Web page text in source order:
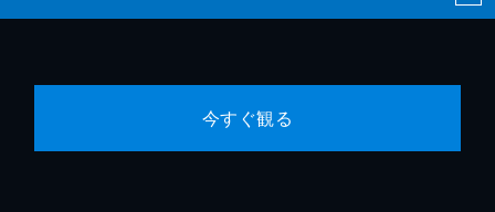
今すぐ観る